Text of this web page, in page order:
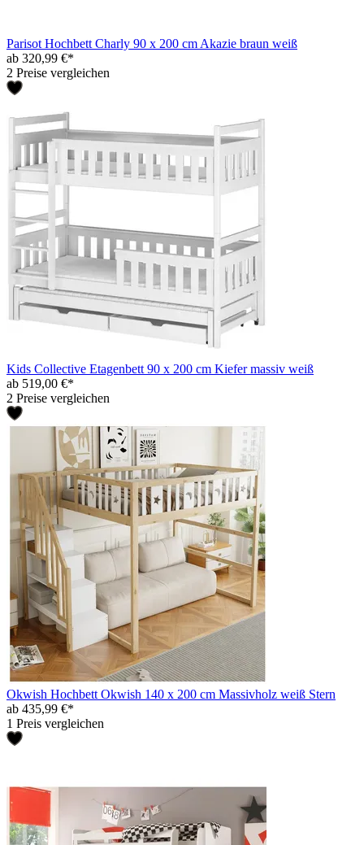
Parisot Hochbett Charly 90 x 200 cm Akazie braun weiß
ab 320,99 €*
2 Preise vergleichen
Kids Collective Etagenbett 90 x 200 cm Kiefer massiv weiß
ab 519,00 €*
2 Preise vergleichen
Okwish Hochbett Okwish 140 x 200 cm Massivholz weiß Stern
ab 435,99 €*
1 Preis vergleichen